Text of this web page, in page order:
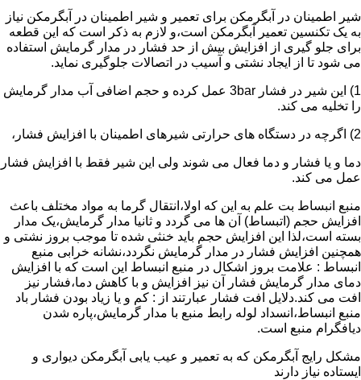
شیر اطمینان در آبگرمکن برای تعمیر و شیر اطمینان در آبگرمکن نیاز
به یک تکنسین تعمیر آبگرمکن است،و لازم به ذکر است که این قطعه
برای جلو گیری از افزایش بیش از حد فشار در مدار گرمایش استفاده
می شود تا از ایجاد نشتی و آسیب در اتصالات جلوگیری نماید.
1) این شیر در فشار 3bar عمل کرده و حجم اضافی آب مدار گرمایش
را تخلیه می کند.
2) اگرچه در دستگاه های حرارتی شیرهای اطمینان با افزایش فشار،
دما و یا فشار و دما فعال می شوند ولی این شیر فقط با افزایش فشار
عمل می کند.
منبع انبساط بت علم به این که اولا،انتقال گرما به مواد مختلف باعث
افزایش حجم (اتبساط) آن ها می گردد و ثانیا مدار گرمایش،یک مدار
بسته است،لذا این افزایش حجم باید خنثی شده تا موجب بروز نشتی و
همچنین افزایش فشار در مدار گرمایش نگردد،نشانه خرابی منبع
انبساط : علامت بروز اشکال در منبع انبساط این است که با افزایش
دمای مدار گرمایش فشار آن نیز افزایش و با کاهش دما،فشار نیز
افت می کند.دلایل افت فشار عبارتند از : کم و یا زیاد بودن فشار باد
منبع انبساط،انسداد لوله رابط منبع با مدار گرمایش،پاره شدن
دیافگرام منبع است.
مشکل رایج آبگرمکن که به تعمیر و عیب یابی آبگرمکن دیواری و
ایستاده نیاز دارند